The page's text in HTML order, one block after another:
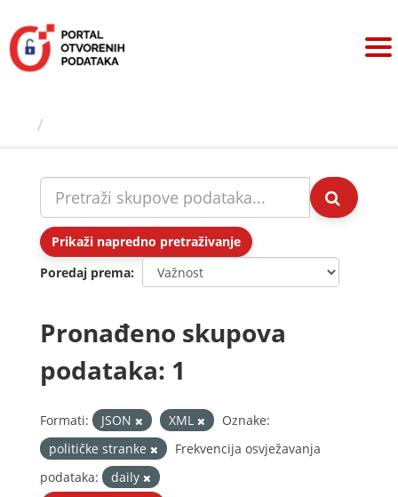
sadržaj
Prikaži napredno pretraživanje
Poredaj prema
Pronađeno skupova
podataka: 1
Formati: JSON XML
Oznake:
političke stranke
Frekvencija osvježavanja
podataka:
daily